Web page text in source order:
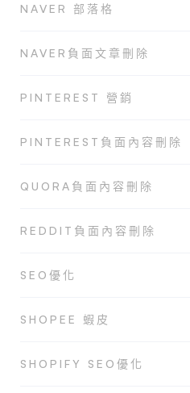
NAVER 部落格
NAVER負面文章刪除
PINTEREST 營銷
PINTEREST負面內容刪除
QUORA負面內容刪除
REDDIT負面內容刪除
SEO優化
SHOPEE 蝦皮
SHOPIFY SEO優化